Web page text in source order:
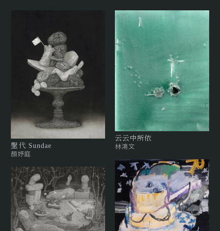
聖代 Sundae
顏妤庭
云云中所依
林鴻文